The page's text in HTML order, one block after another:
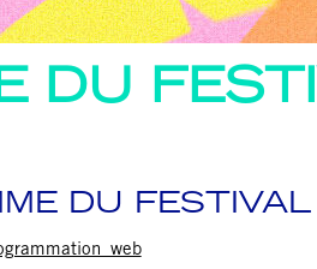
DU
DU FESTIVAL